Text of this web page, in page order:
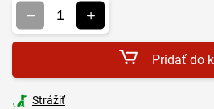
Pridať do
Strážiť